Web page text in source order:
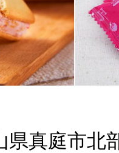
県真庭市北